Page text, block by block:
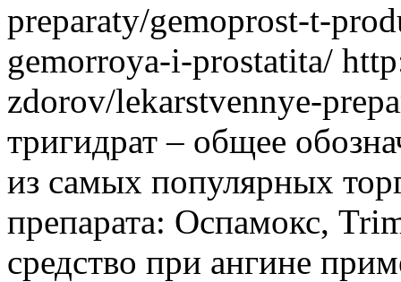
preparaty/gemoprost-t-
gemorroya-i-prostatita/
zdorov/lekarstvennye-
тригидрат – общее
из самых популярных
препарата: Оспамокс,
средство при ангине